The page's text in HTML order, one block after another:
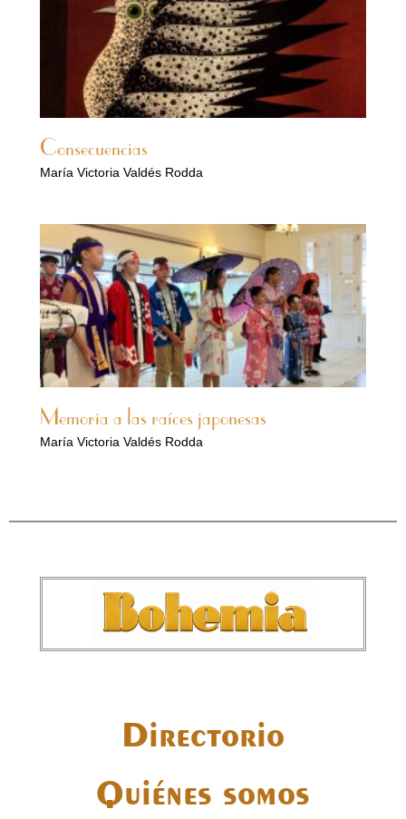
Consecuencias
María Victoria Valdés Rodda
Memoria a las raíces japonesas
María Victoria Valdés Rodda
Directorio
Quiénes somos